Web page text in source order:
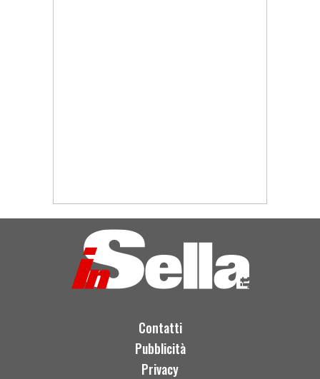
Contatti
Pubblicità
Privacy